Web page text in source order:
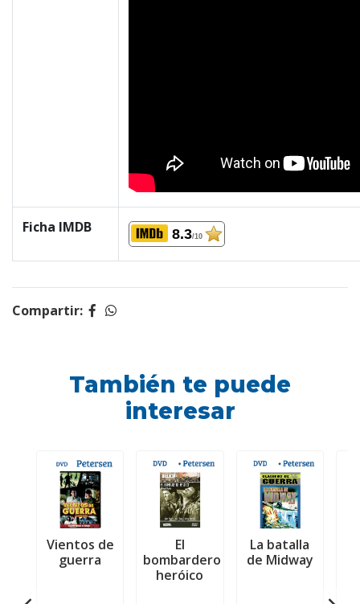
Ficha IMDB 8.3/10
Compartir:
También te puede
interesar
Vientos de
guerra
El
bombardero
heróico
La batalla
de Midway